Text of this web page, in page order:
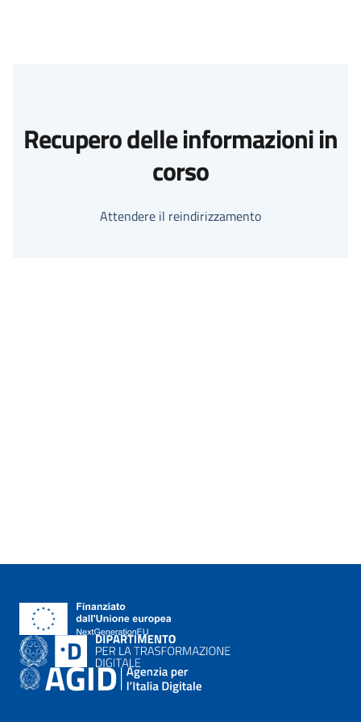
Recupero delle informazioni in
corso
Attendere il reindirizzamento